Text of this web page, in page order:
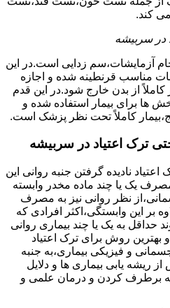
کند.
در سربیشه
آزمایشات،سم زدایی است.در این
مناسب قرنطینه شده و اجازه
از بدن خارج شود.در این قدم
ها برای بیمار استفاده شده و
کاملاً تحت نظر پزشک است.
ترک اعتیاد در سربیشه
نادیده گرفتن جنبه روانی این
یک یا چند ماده مخدر وابسته
نظر روانی نیز به مصرف
بر این وابستگی،اکثر افرادی که
حداقل به یک یا چند بیماری روانی
روش برای ترک اعتیاد
و فیزیکی بیماری،به جنبه
ریشه یابی بیماری ها و دلایل
برطرف کردن و درمان علمی و